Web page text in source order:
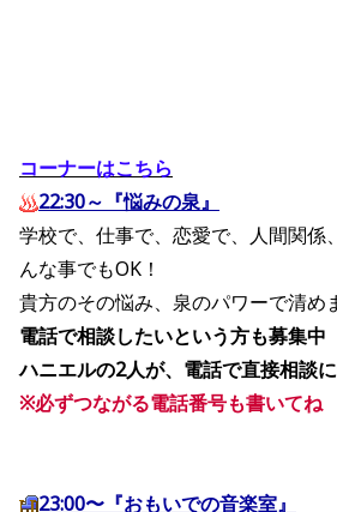
コーナーはこちら
22:30～『悩みの泉』
学校で、仕事で、恋愛で、人間関係
んな事でもOK！
貴方のその悩み、泉のパワーで清め
電話で相談したいという方も募集中
ハニエルの2人が、電話で直接相談
※必ずつながる電話番号も書いてね
23:00〜『おもいでの音楽室』